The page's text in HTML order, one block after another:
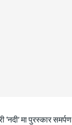
मा पुरस्कार समर्पण